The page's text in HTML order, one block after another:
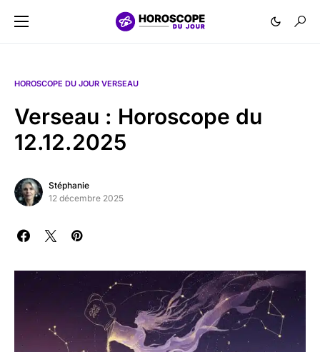
HOROSCOPE DU JOUR VERSEAU
Verseau : Horoscope du
12.12.2025
Stéphanie
12 décembre 2025